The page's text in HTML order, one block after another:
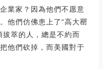
業家？因為他們不愿意
他們仿佛患上了“高大罌
拔萃的人，總是不約而
他們砍掉，而美國對于